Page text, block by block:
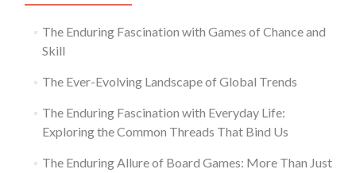
The Enduring Fascination with Games of Chance and
Skill
The Ever-Evolving Landscape of Global Trends
The Enduring Fascination with Everyday Life:
Exploring the Common Threads That Bind Us
The Enduring Allure of Board Games: More Than Just